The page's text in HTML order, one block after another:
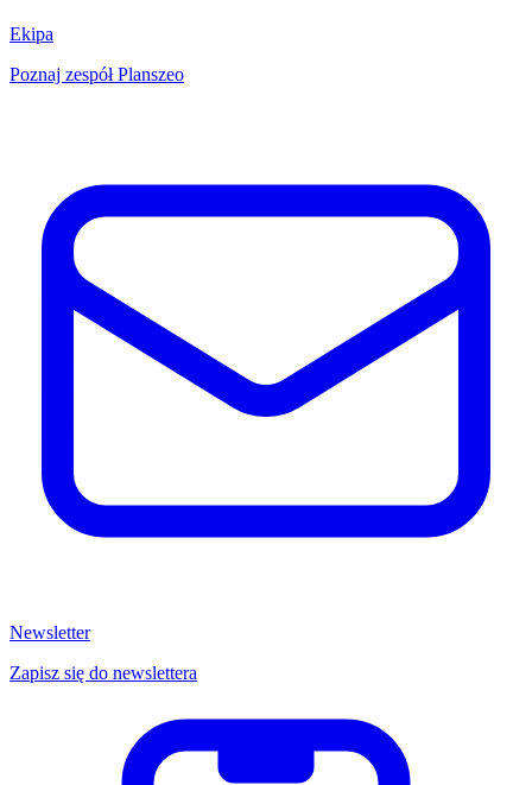
Ekipa
Poznaj zespół Planszeo
Newsletter
Zapisz się do newslettera